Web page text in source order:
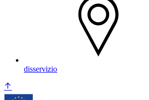
disservizio